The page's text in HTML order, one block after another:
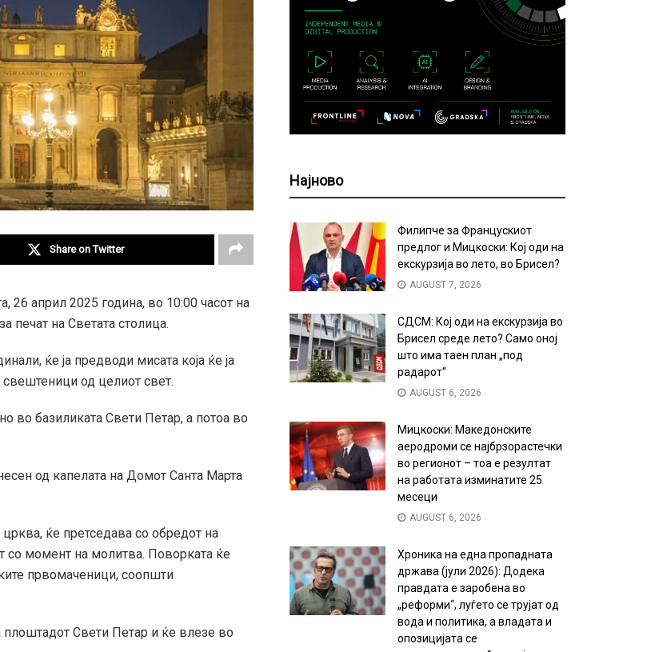
Share on Twitter
26 април 2025 година, во 10:00 часот на
печат на Светата столица.
ќе ја предводи мисата која ќе ја
свештеници од целиот свет.
во базиликата Свети Петар, а потоа во
од капелата на Домот Санта Марта
ќе претседава со обредот на
со момент на молитва. Поворката ќе
првомаченици, соопшти
плоштадот Свети Петар и ќе влезе во
Најново
Филипче за Францускиот
предлог и Мицкоски: Кој оди на
екскурзија во лето, во Брисел?
AUGUST 7, 2026
СДСМ: Кој оди на екскурзија во
Брисел среде лето? Само оној
што има таен план „под
радарот“
AUGUST 6, 2026
Мицкоски: Македонските
аеродроми се најбрзорастечки
во регионот – тоа е резултат
на работата изминатите 25
месеци
AUGUST 6, 2026
Хроника на една пропадната
држава (јули 2026): Додека
правдата е заробена во
„реформи“, луѓето се трујат од
вода и политика, а владата и
опозицијата се